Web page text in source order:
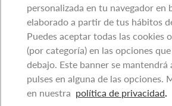
personalizada en tu navegador en
elaborado a partir de tus hábitos
Puedes aceptar todas las cookies
(por categoría) en las opciones
debajo. Este banner se
pulses en alguna de las opciones.
en nuestra política de privacidad.